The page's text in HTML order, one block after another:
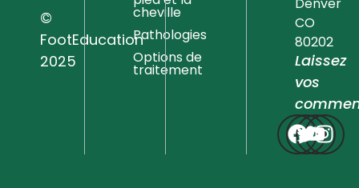
©
FootEducation
2025
cheville
Pathologies
Options de
traitement
CO
80202
Laissez
vos